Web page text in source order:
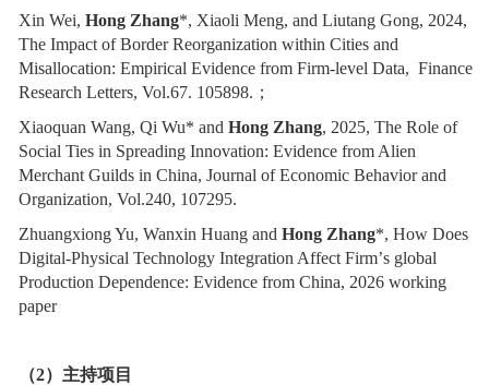
Xin Wei, Hong Zhang*, Xiaoli Meng, and Liutang Gong, 2024,
The Impact of Border Reorganization within Cities and
Misallocation: Empirical Evidence from Firm-level Data, Finance
Research Letters, Vol.67. 105898. ；
Xiaoquan Wang, Qi Wu* and Hong Zhang, 2025, The Role of
Social Ties in Spreading Innovation: Evidence from Alien
Merchant Guilds in China, Journal of Economic Behavior and
Organization, Vol.240, 107295.
Zhuangxiong Yu, Wanxin Huang and Hong Zhang*, How Does
Digital-Physical Technology Integration Affect Firm’s global
Production Dependence: Evidence from China, 2026 working
paper
（2）主持项目